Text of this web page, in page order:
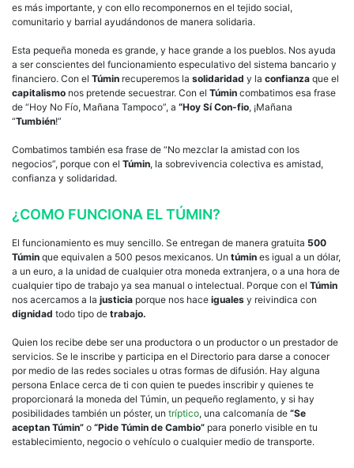
es más importante, y con ello recomponernos en el tejido social,
comunitario y barrial ayudándonos de manera solidaria.
Esta pequeña moneda es grande, y hace grande a los pueblos. Nos ayuda
a ser conscientes del funcionamiento especulativo del sistema bancario y
financiero. Con el Túmin recuperemos la solidaridad y la confianza que el
capitalismo nos pretende secuestrar. Con el Túmin combatimos esa frase
de “Hoy No Fío, Mañana Tampoco”, a “Hoy Sí Con-fio, ¡Mañana
“Tumbién!”
Combatimos también esa frase de “No mezclar la amistad con los
negocios”, porque con el Túmin, la sobrevivencia colectiva es amistad,
confianza y solidaridad.
¿COMO FUNCIONA EL TÚMIN?
El funcionamiento es muy sencillo. Se entregan de manera gratuita 500
Túmin que equivalen a 500 pesos mexicanos. Un túmin es igual a un dólar,
a un euro, a la unidad de cualquier otra moneda extranjera, o a una hora de
cualquier tipo de trabajo ya sea manual o intelectual. Porque con el Túmin
nos acercamos a la justicia porque nos hace iguales y reivindica con
dignidad todo tipo de trabajo.
Quien los recibe debe ser una productora o un productor o un prestador de
servicios. Se le inscribe y participa en el Directorio para darse a conocer
por medio de las redes sociales u otras formas de difusión. Hay alguna
persona Enlace cerca de ti con quien te puedes inscribir y quienes te
proporcionará la moneda del Túmin, un pequeño reglamento, y si hay
posibilidades también un póster, un tríptico, una calcomanía de “Se
aceptan Túmin” o “Pide Túmin de Cambio” para ponerlo visible en tu
establecimiento, negocio o vehículo o cualquier medio de transporte.